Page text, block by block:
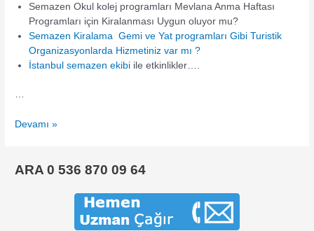
Semazen Okul kolej programları Mevlana Anma Haftası
Programları için Kiralanması Uygun oluyor mu?
Semazen Kiralama Gemi ve Yat programları Gibi Turistik
Organizasyonlarda Hizmetiniz var mı ?
İstanbul semazen ekibi ile etkinlikler….
…
Semazen
Devamı »
ARA 0 536 870 09 64